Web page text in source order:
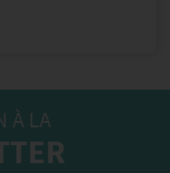
À LA